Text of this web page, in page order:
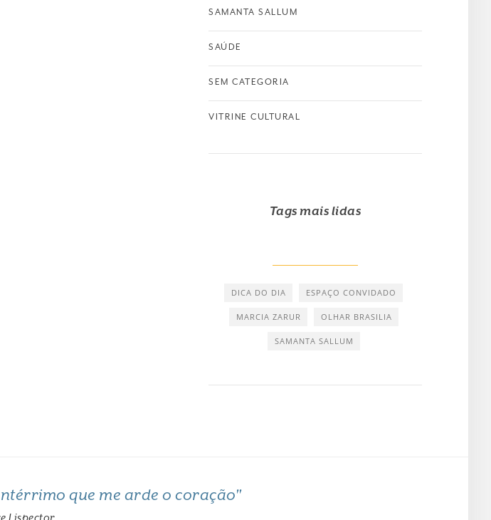
SAMANTA SALLUM
SAÚDE
SEM CATEGORIA
VITRINE CULTURAL
Tags mais lidas
DICA DO DIA ESPAÇO CONVIDADO
MARCIA ZARUR OLHAR BRASILIA
SAMANTA SALLUM
que me arde o coração"
Lispector